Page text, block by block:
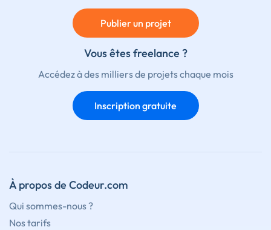
Publier un projet
Vous êtes freelance ?
Accédez à des milliers de projets chaque mois
Inscription gratuite
À propos de Codeur.com
Qui sommes-nous ?
Nos tarifs